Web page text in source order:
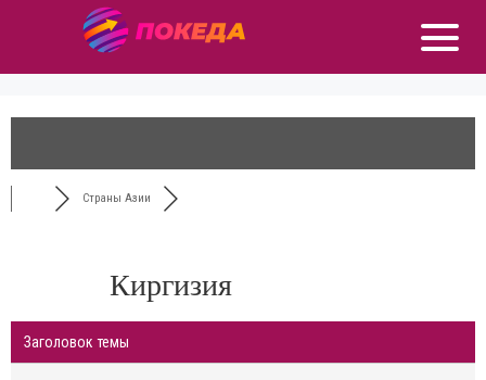
Страны Азии
Киргизия
Заголовок темы